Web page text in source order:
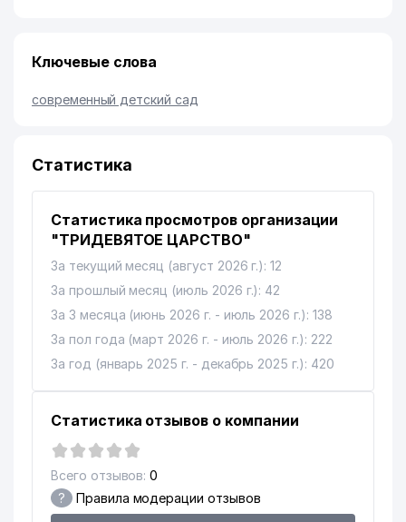
Ключевые слова
современный детский сад
Статистика
Статистика просмотров организации
"ТРИДЕВЯТОЕ ЦАРСТВО"
За текущий месяц (август 2026 г.): 12
За прошлый месяц (июль 2026 г.): 42
За 3 месяца (июнь 2026 г. - июль 2026 г.): 138
За пол года (март 2026 г. - июль 2026 г.): 222
За год (январь 2025 г. - декабрь 2025 г.): 420
Статистика отзывов о компании
Всего отзывов: 0
? Правила модерации отзывов